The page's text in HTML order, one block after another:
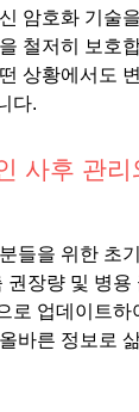
암호화 기술
철저히 보호
상황에서도
다.
사후 관
들을 위한 초
권장량 및 병용
로 업데이트하
바른 정보로